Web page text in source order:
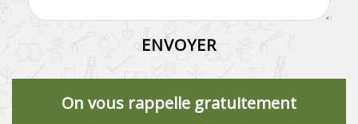
On vous rappelle gratuitement